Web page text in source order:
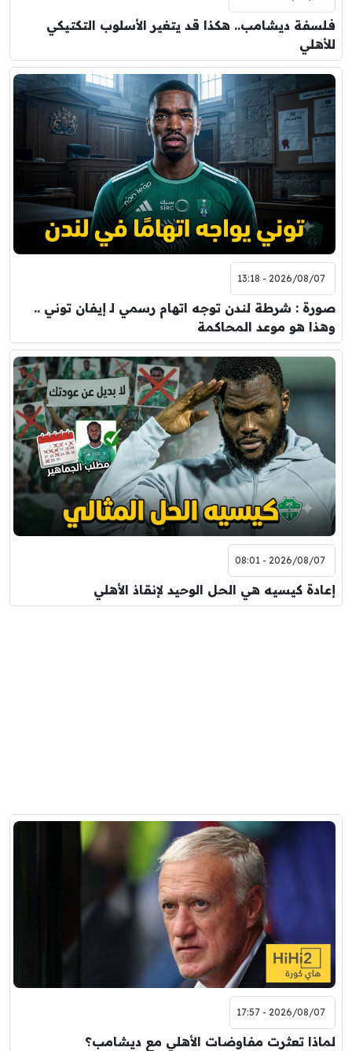
فلسفة ديشامب.. هكذا قد يتغير الأسلوب التكتيكي
للأهلي
2026/08/07 - 13:18
صورة : شرطة لندن توجه اتهام رسمي لـ إيفان توني ..
وهذا هو موعد المحاكمة
2026/08/07 - 08:01
إعادة كيسيه هي الحل الوحيد لإنقاذ الأهلي
2026/08/07 - 17:57
لماذا تعثرت مفاوضات الأهلي مع ديشامب؟